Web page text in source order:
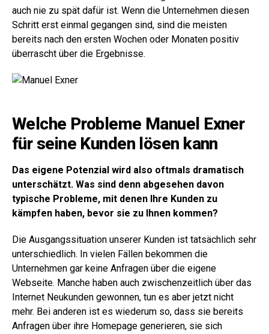
auch nie zu spät dafür ist. Wenn die Unternehmen diesen
Schritt erst einmal gegangen sind, sind die meisten
bereits nach den ersten Wochen oder Monaten positiv
überrascht über die Ergebnisse.
Welche Probleme Manuel Exner
für seine Kunden lösen kann
Das eigene Potenzial wird also oftmals dramatisch
unterschätzt. Was sind denn abgesehen davon
typische Probleme, mit denen Ihre Kunden zu
kämpfen haben, bevor sie zu Ihnen kommen?
Die Ausgangssituation unserer Kunden ist tatsächlich sehr
unterschiedlich. In vielen Fällen bekommen die
Unternehmen gar keine Anfragen über die eigene
Webseite. Manche haben auch zwischenzeitlich über das
Internet Neukunden gewonnen, tun es aber jetzt nicht
mehr. Bei anderen ist es wiederum so, dass sie bereits
Anfragen über ihre Homepage generieren, sie sich